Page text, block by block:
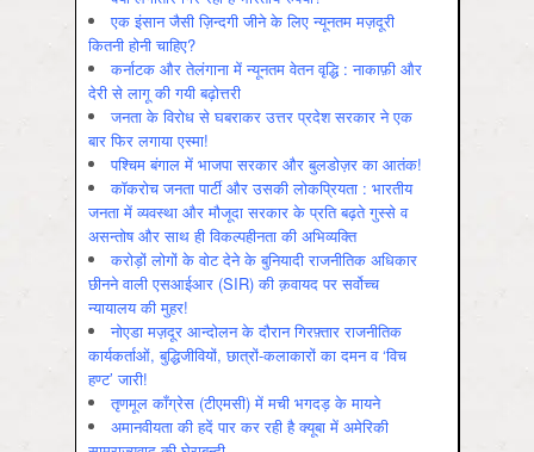
एक इंसान जैसी ज़िन्दगी जीने के लिए न्यूनतम मज़दूरी
कितनी होनी चाहिए?
कर्नाटक और तेलंगाना में न्यूनतम वेतन वृद्धि : नाकाफ़ी और
देरी से लागू की गयी बढ़ोत्तरी
जनता के विरोध से घबराकर उत्तर प्रदेश सरकार ने एक
बार फिर लगाया एस्मा!
पश्चिम बंगाल में भाजपा सरकार और बुलडोज़र का आतंक!
कॉकरोच जनता पार्टी और उसकी लोकप्रियता : भारतीय
जनता में व्‍यवस्‍था और मौजूदा सरकार के प्रति बढ़ते गुस्‍से व
असन्‍तोष और साथ ही विकल्‍पहीनता की अभिव्‍यक्ति
करोड़ों लोगों के वोट देने के बुनियादी राजनीतिक अधिकार
छीनने वाली एसआईआर (SIR) की क़वायद पर सर्वोच्च
न्यायालय की मुहर!
नोएडा मज़दूर आन्दोलन के दौरान गिरफ़्तार राजनीतिक
कार्यकर्ताओं, बुद्धिजीवियों, छात्रों-कलाकारों का दमन व ‘विच
हण्ट’ जारी!
तृणमूल काँग्रेस (टीएमसी) में मची भगदड़ के मायने
अमानवीयता की हदें पार कर रही है क्यूबा में अमेरिकी